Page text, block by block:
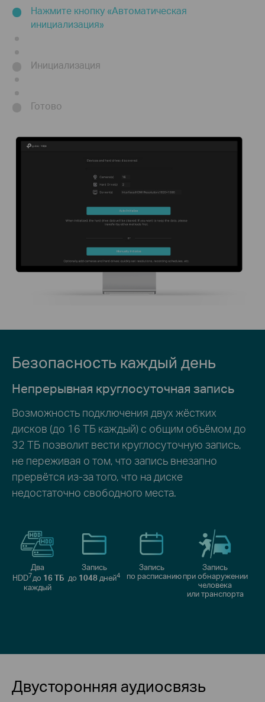
Нажмите кнопку «Автоматическая
инициализация»
Инициализация
Готово
Безопасность каждый день
Непрерывная круглосуточная запись
Возможность подключения двух жёстких
дисков (до 16 ТБ каждый) с общим объёмом до
32 ТБ позволит вести круглосуточную запись,
не переживая о том, что запись внезапно
прервётся из‑за того, что на диске
недостаточно свободного места.
Два
HDD7до 16 ТБ
каждый
Запись
до 1048дней4
Запись
по расписанию
Запись
при обнаружении
человека
или транспорта
Двусторонняя аудиосвязь